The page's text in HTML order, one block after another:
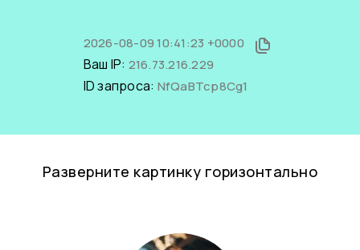
2026-08-09 10:41:23 +0000
Ваш IP: 216.73.216.229
ID запроса: NfQaBTcp8Cg1
Разверните картинку горизонтально